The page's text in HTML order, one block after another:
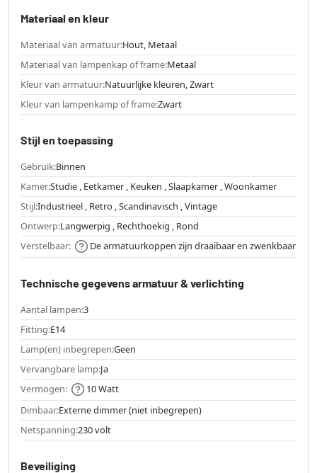
Materiaal en kleur
Materiaal van armatuur:Hout, Metaal
Materiaal van lampenkap of frame:Metaal
Kleur van armatuur:Natuurlijke kleuren, Zwart
Kleur van lampenkamp of frame:Zwart
Stijl en toepassing
Gebruik:Binnen
Kamer:Studie , Eetkamer , Keuken , Slaapkamer , Woonkamer
Stijl:Industrieel , Retro , Scandinavisch , Vintage
Ontwerp:Langwerpig , Rechthoekig , Rond
Verstelbaar:
De armatuurkoppen zijn draaibaar en zwenkbaar
Technische gegevens armatuur & verlichting
Aantal lampen:3
Fitting:E14
Lamp(en) inbegrepen:Geen
Vervangbare lamp:Ja
Vermogen:
10 Watt
Dimbaar:Externe dimmer (niet inbegrepen)
Netspanning:230 volt
Beveiliging